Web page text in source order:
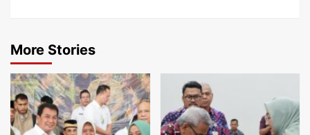
More Stories